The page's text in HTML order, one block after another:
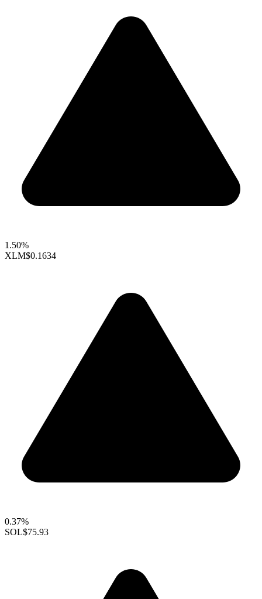
1.50%
XLM$0.1634
0.37%
SOL$75.93